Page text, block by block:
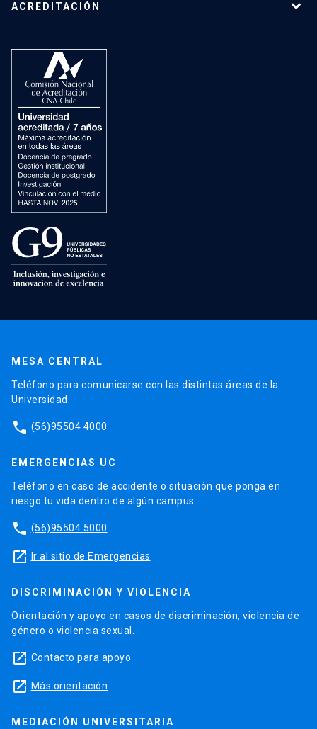
ACREDITACIÓN
MESA CENTRAL
Teléfono para comunicarse con las distintas áreas de la
Universidad.
phone (56)95504 4000
EMERGENCIAS UC
Teléfono en caso de accidente o situación que ponga en
riesgo tu vida dentro de algún campus.
phone (56)95504 5000
launch Ir al sitio de Emergencias
DISCRIMINACIÓN Y VIOLENCIA
Orientación y apoyo en casos de discriminación, violencia de
género o violencia sexual.
launch Contacto para apoyo
launch Más orientación
MEDIACIÓN UNIVERSITARIA